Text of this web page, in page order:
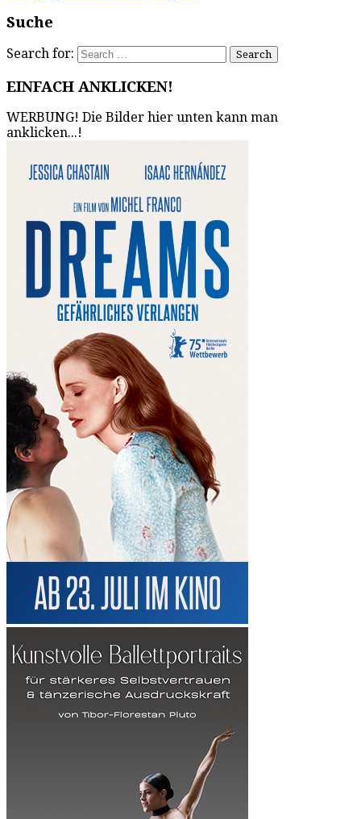
Suche
Search for:
EINFACH ANKLICKEN!
WERBUNG! Die Bilder hier unten kann man
anklicken...!